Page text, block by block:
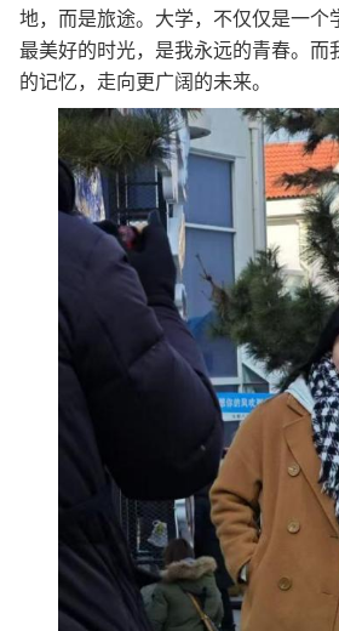
地，而是旅途。大学，不仅仅是一个
最美好的时光，是我永远的青春。而
的记忆，走向更广阔的未来。